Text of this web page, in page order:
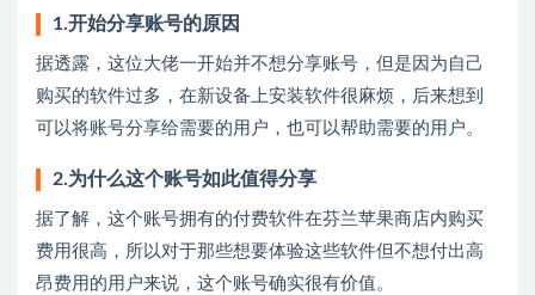
1.开始分享账号的原因
据透露，这位大佬一开始并不想分享账号，但是因为自己
购买的软件过多，在新设备上安装软件很麻烦，后来想到
可以将账号分享给需要的用户，也可以帮助需要的用户。
2.为什么这个账号如此值得分享
据了解，这个账号拥有的付费软件在芬兰苹果商店内购买
费用很高，所以对于那些想要体验这些软件但不想付出高
昂费用的用户来说，这个账号确实很有价值。